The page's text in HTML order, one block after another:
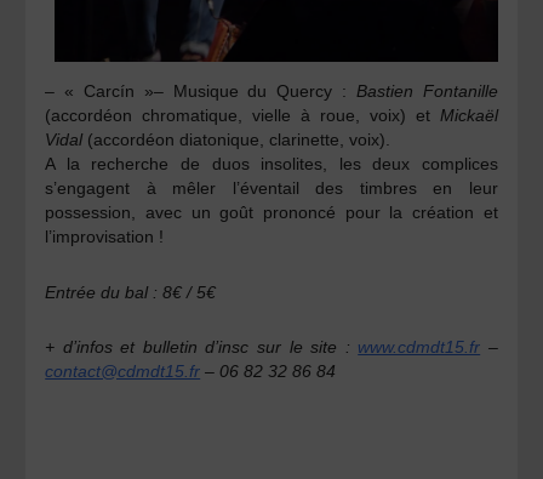
– « Carcín »–Musique du Quercy : Bastien Fontanille
(accordéon chromatique, vielle à roue, voix) et Mickaël
Vidal (accordéon diatonique, clarinette, voix).
A la recherche de duos insolites, les deux complices
s’engagent à mêler l’éventail des timbres en leur
possession, avec un goût prononcé pour la création et
l’improvisation !
Entrée du bal : 8€ / 5€
+ d’infos et bulletin d’insc sur le site : www.cdmdt15.fr –
contact@cdmdt15.fr – 06 82 32 86 84